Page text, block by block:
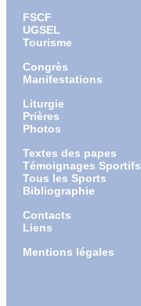
FSCF
UGSEL
Tourisme
Congrès
Manifestations
Liturgie
Prières
Photos
Textes des papes
Témoignages Sportifs
Tous les Sports
Bibliographie
Contacts
Liens
Mentions légales